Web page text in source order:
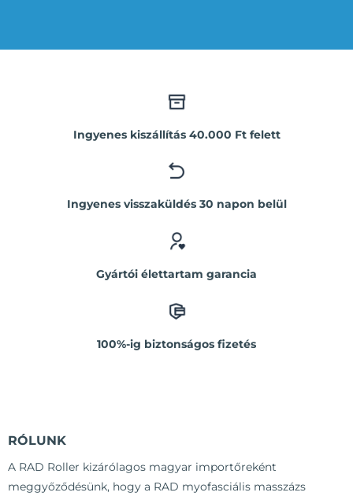
Ingyenes kiszállítás 40.000 Ft felett
Ingyenes visszaküldés 30 napon belül
Gyártói élettartam garancia
100%-ig biztonságos fizetés
RÓLUNK
A RAD Roller kizárólagos magyar importőreként
meggyőződésünk, hogy a RAD myofasciális masszázs